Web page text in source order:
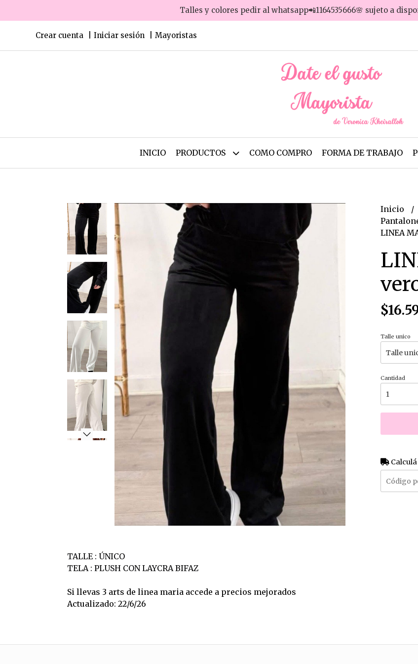
Talles y colores pedir al whatsapp📲1164535666🌸 sujeto a
Crear cuenta Iniciar sesión Mayoristas
INICIO PRODUCTOS COMO COMPRO FORMA DE TRABAJO
TALLE : ÚNICO
TELA : PLUSH CON LAYCRA BIFAZ
Si llevas 3 arts de linea maria accede a precios mejorados
Actualizado: 22/6/26
Inicio
LINEA
Talle unico
Cantidad
Calculá